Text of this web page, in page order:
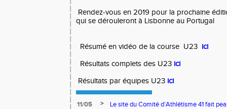
Rendez-vous en 2019 pour la prochaine
qui se dérouleront à Lisbonne au Portugal
Résumé en vidéo de la course U23 ici
Résultats complets des U23 ici
Résultats par équipes U23 ici
11/05 >
Le site du Comité d’Athlétisme 41 fait